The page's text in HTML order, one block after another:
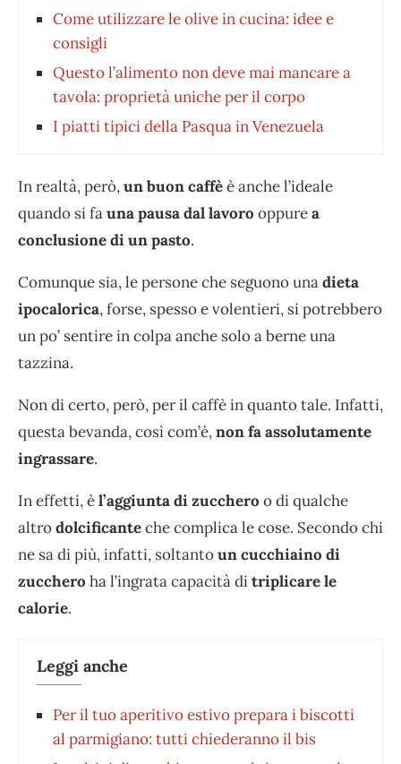
Come utilizzare le olive in cucina: idee e
consigli
Questo l’alimento non deve mai mancare a
tavola: proprietà uniche per il corpo
I piatti tipici della Pasqua in Venezuela
In realtà, però,un buon caffèè anche l’ideale
quando si fauna pausa dal lavoro oppurea
conclusione di un pasto.
Comunque sia, le persone che seguono unadieta
ipocalorica, forse, spesso e volentieri, si potrebbero
un po’ sentire in colpa anche solo a berne una
tazzina.
Non di certo, però, per il caffè in quanto tale. Infatti,
questa bevanda, così com’è,non fa assolutamente
ingrassare.
In effetti, èl’aggiunta di zucchero o di qualche
altrodolcificanteche complica le cose. Secondo chi
ne sa di più, infatti, soltantoun cucchiaino di
zucchero ha l’ingrata capacità ditriplicare le
calorie.
Leggi anche
Per il tuo aperitivo estivo prepara i biscotti
al parmigiano: tutti chiederanno il bis